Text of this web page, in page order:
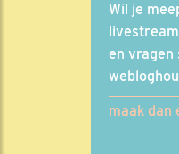
Wil je
en vragen
maak dan